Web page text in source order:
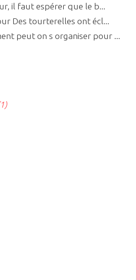
il faut espérer que le b...
Des tourterelles ont écl...
peut on s organiser pour ...